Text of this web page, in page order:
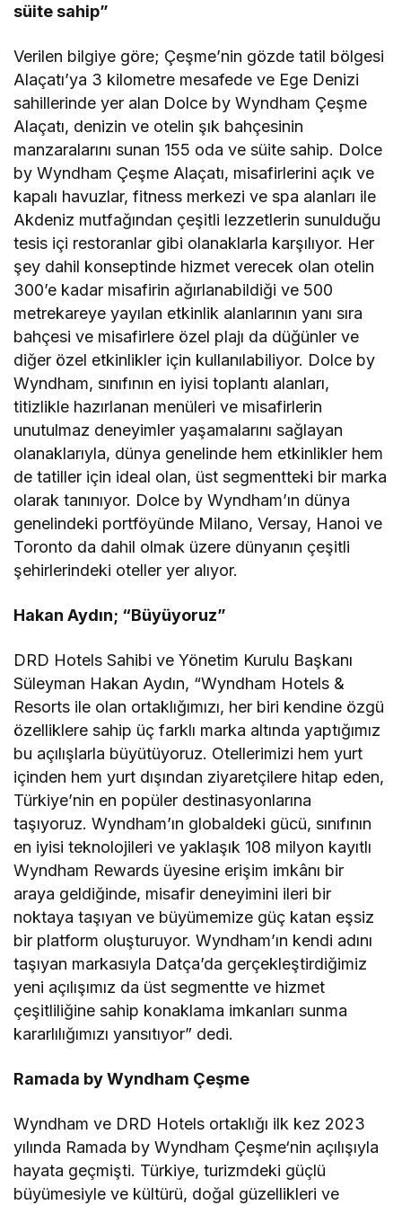
süite sahip”
Verilen bilgiye göre; Çeşme’nin gözde tatil bölgesi
Alaçatı’ya 3 kilometre mesafede ve Ege Denizi
sahillerinde yer alan Dolce by Wyndham Çeşme
Alaçatı, denizin ve otelin şık bahçesinin
manzaralarını sunan 155 oda ve süite sahip. Dolce
by Wyndham Çeşme Alaçatı, misafirlerini açık ve
kapalı havuzlar, fitness merkezi ve spa alanları ile
Akdeniz mutfağından çeşitli lezzetlerin sunulduğu
tesis içi restoranlar gibi olanaklarla karşılıyor. Her
şey dahil konseptinde hizmet verecek olan otelin
300’e kadar misafirin ağırlanabildiği ve 500
metrekareye yayılan etkinlik alanlarının yanı sıra
bahçesi ve misafirlere özel plajı da düğünler ve
diğer özel etkinlikler için kullanılabiliyor. Dolce by
Wyndham, sınıfının en iyisi toplantı alanları,
titizlikle hazırlanan menüleri ve misafirlerin
unutulmaz deneyimler yaşamalarını sağlayan
olanaklarıyla, dünya genelinde hem etkinlikler hem
de tatiller için ideal olan, üst segmentteki bir marka
olarak tanınıyor. Dolce by Wyndham’ın dünya
genelindeki portföyünde Milano, Versay, Hanoi ve
Toronto da dahil olmak üzere dünyanın çeşitli
şehirlerindeki oteller yer alıyor.
Hakan Aydın; “Büyüyoruz”
DRD Hotels Sahibi ve Yönetim Kurulu Başkanı
Süleyman Hakan Aydın, “Wyndham Hotels &
Resorts ile olan ortaklığımızı, her biri kendine özgü
özelliklere sahip üç farklı marka altında yaptığımız
bu açılışlarla büyütüyoruz. Otellerimizi hem yurt
içinden hem yurt dışından ziyaretçilere hitap eden,
Türkiye’nin en popüler destinasyonlarına
taşıyoruz. Wyndham’ın globaldeki gücü, sınıfının
en iyisi teknolojileri ve yaklaşık 108 milyon kayıtlı
Wyndham Rewards üyesine erişim imkânı bir
araya geldiğinde, misafir deneyimini ileri bir
noktaya taşıyan ve büyümemize güç katan eşsiz
bir platform oluşturuyor. Wyndham’ın kendi adını
taşıyan markasıyla Datça’da gerçekleştirdiğimiz
yeni açılışımız da üst segmentte ve hizmet
çeşitliliğine sahip konaklama imkanları sunma
kararlılığımızı yansıtıyor” dedi.
Ramada by Wyndham Çeşme
Wyndham ve DRD Hotels ortaklığı ilk kez 2023
yılında Ramada by Wyndham Çeşme‘nin açılışıyla
hayata geçmişti. Türkiye, turizmdeki güçlü
büyümesiyle ve kültürü, doğal güzellikleri ve